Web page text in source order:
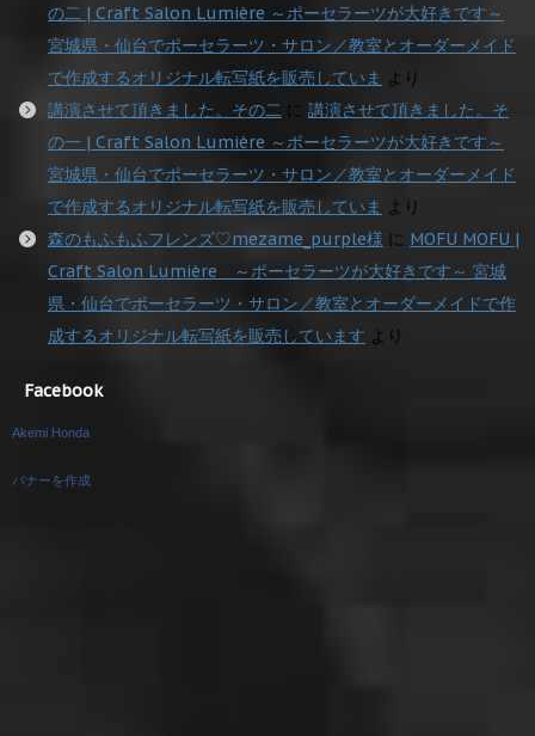
の二 | Craft Salon Lumière ～ポーセラーツが大好きです～
宮城県・仙台でポーセラーツ・サロン／教室とオーダーメイド
で作成するオリジナル転写紙を販売していま より
講演させて頂きました。その二 に 講演させて頂きました。そ
の一 | Craft Salon Lumière ～ポーセラーツが大好きです～
宮城県・仙台でポーセラーツ・サロン／教室とオーダーメイド
で作成するオリジナル転写紙を販売していま より
森のもふもふフレンズ♡mezame_purple様 に MOFU MOFU |
Craft Salon Lumière ～ポーセラーツが大好きです～ 宮城
県・仙台でポーセラーツ・サロン／教室とオーダーメイドで作
成するオリジナル転写紙を販売しています より
Facebook
Akemi Honda
バナーを作成